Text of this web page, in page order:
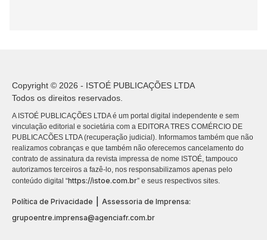
Copyright © 2026 - ISTOÉ PUBLICAÇÕES LTDA
Todos os direitos reservados.
A ISTOÉ PUBLICAÇÕES LTDA é um portal digital independente e sem
vinculação editorial e societária com a EDITORA TRES COMÉRCIO DE
PUBLICACÕES LTDA (recuperação judicial). Informamos também que não
realizamos cobranças e que também não oferecemos cancelamento do
contrato de assinatura da revista impressa de nome ISTOÉ, tampouco
autorizamos terceiros a fazê-lo, nos responsabilizamos apenas pelo
conteúdo digital “https://istoe.com.br” e seus respectivos sites.
Política de Privacidade
Assessoria de Imprensa:
grupoentre.imprensa@agenciafr.com.br